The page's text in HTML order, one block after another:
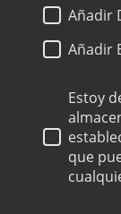
Añadir
Añadir
Estoy
que